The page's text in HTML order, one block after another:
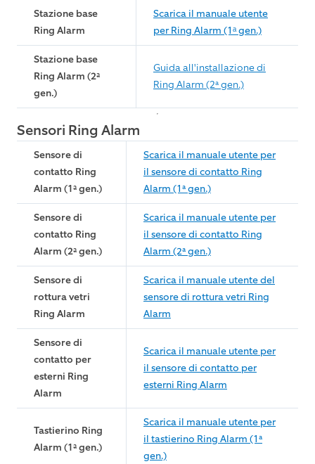
Stazione base
Ring Alarm
Scarica il manuale utente
per Ring Alarm (1ᵃ gen.)
Stazione base
Ring Alarm (2ª
gen.)
Guida all'installazione di
Ring Alarm (2ª gen.)
Sensori Ring Alarm
Sensore di
contatto Ring
Alarm (1ª gen.)
Scarica il manuale utente per
il sensore di contatto Ring
Alarm (1ª gen.)
Sensore di
contatto Ring
Alarm (2ª gen.)
Scarica il manuale utente per
il sensore di contatto Ring
Alarm (2ª gen.)
Sensore di
rottura vetri
Ring Alarm
Scarica il manuale utente del
sensore di rottura vetri Ring
Alarm
Sensore di
contatto per
esterni Ring
Alarm
Scarica il manuale utente per
il sensore di contatto per
esterni Ring Alarm
Tastierino Ring
Alarm (1ª gen.)
Scarica il manuale utente per
il tastierino Ring Alarm (1ª
gen.)